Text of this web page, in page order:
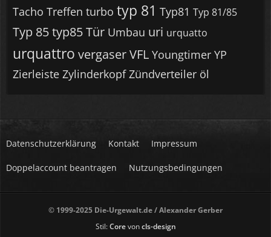
Tacho Treffen turbo typ 81 Typ81 Typ 81/85
Typ 85typ85Tür Umbau uri urquatto
urquattro vergaserVFL Youngtimer YP
Zierleiste Zylinderkopf Zündverteiler öl
Datenschutzerklärung Kontakt Impressum
Doppelaccount beantragen Nutzungsbedingungen
© 1999-2025 Die-Urgewalt.de / Alexander Gerber
Stil:Corevoncls-design